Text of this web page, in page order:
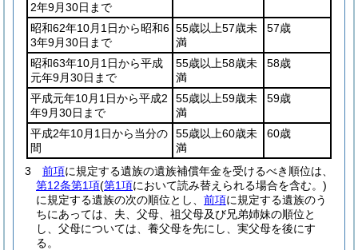
2年9月30日まで
昭和62年10月1日から昭和6
3年9月30日まで
55歳以上57歳未
満
57歳
昭和63年10月1日から平成
元年9月30日まで
55歳以上58歳未
満
58歳
平成元年10月1日から平成2
年9月30日まで
55歳以上59歳未
満
59歳
平成2年10月1日から当分の
間
55歳以上60歳未
満
60歳
3 前項に規定する遺族の遺族補償年金を受けるべき順位は、
第12条第1項(第1項において読み替えられる場合を含む。)
に規定する遺族の次の順位とし、 前項に規定する遺族のう
ちにあっては、夫、父母、祖父母及び兄弟姉妹の順位と
し、父母については、養父母を先にし、実父母を後にす
る。